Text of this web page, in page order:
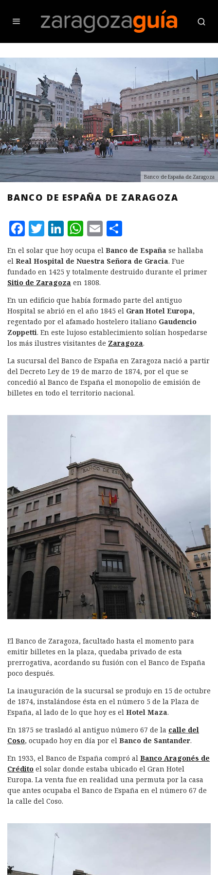
Banco de España de Zaragoza
BANCO DE ESPAÑA DE ZARAGOZA
F
a
c
e
b
o
o
k
T
w
it
te
r
L
i
n
k
e
d
I
n
W
h
at
s
A
p
p
E
m
ai
l
o
m
p
rt
ir
En el solar que hoy ocupa el Banco de España se hallaba
el Real Hospital de Nuestra Señora de Gracia. Fue
fundado en 1425 y totalmente destruido durante el primer
Sitio de Zaragoza en 1808.
En un edificio que había formado parte del antiguo
Hospital se abrió en el año 1845 el Gran Hotel Europa,
regentado por el afamado hostelero italiano Gaudencio
Zoppetti. En este lujoso establecimiento solían hospedarse
los más ilustres visitantes de Zaragoza.
La sucursal del Banco de España en Zaragoza nació a partir
del Decreto Ley de 19 de marzo de 1874, por el que se
concedió al Banco de España el monopolio de emisión de
billetes en todo el territorio nacional.
El Banco de Zaragoza, facultado hasta el momento para
emitir billetes en la plaza, quedaba privado de esta
prerrogativa, acordando su fusión con el Banco de España
poco después.
La inauguración de la sucursal se produjo en 15 de octubre
de 1874, instalándose ésta en el número 5 de la Plaza de
España, al lado de lo que hoy es el Hotel Maza.
En 1875 se trasladó al antiguo número 67 de la calle del
Coso, ocupado hoy en día por el Banco de Santander.
En 1933, el Banco de España compró al Banco Aragonés de
Crédito el solar donde estaba ubicado el Gran Hotel
Europa. La venta fue en realidad una permuta por la casa
que antes ocupaba el Banco de España en el número 67 de
la calle del Coso.